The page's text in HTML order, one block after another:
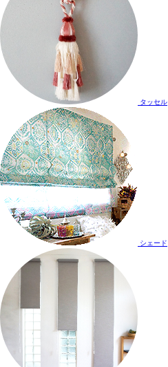
タッセル
シェード